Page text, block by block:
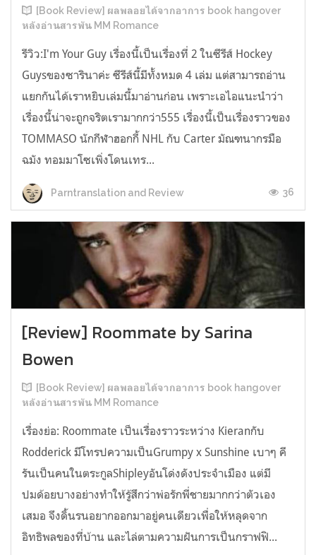
[Book Review] ผลพลอยได้จากอาการ book hangover
หลังอ่านสารพัน MM Romance
รีวิว:I'm Your Guy เรื่องนี้เป็นเรื่องที่ 2 ในซีรีส์ Hockey
Guysของซารินาค่ะ ซีรีส์นี้มีทั้งหมด 4 เล่ม แต่สามารถอ่าน
แยกกันได้เราหยิบเล่มนี้มาอ่านก่อน เพราะเอไอแนะนำว่า
เรื่องนี้น่าจะถูกจริตเรามากกว่า555 เรื่องนี้เป็นเรื่องราวของ
TOMMASO นักกีฬาฮอกกี้ NHL กับ Carter มัณฑนากรมือ
ฉมัง ทอมมาโซเพิ่งโดนเทร...
Parntranslation and Review 36
[Review] Roommate by Sarina
Bowen
[Book Review] ผลพลอยได้จากอาการ book hangover
หลังอ่านสารพัน MM Romance
เรื่องย่อ: Roommate เป็นเรื่องราวระหว่าง Kieranกับ
Rodderick มีโทรปความเป็นGrumpy x Sunshine เบาๆ คี
รันเป็นคนในตระกูลShipleyอันโด่งดังประจำเมือง แต่มี
ปมด้อยบางอย่างทำให้รู้สึกว่าพ่อรักพี่ชายมากกว่าตัวเอง
เสมอ จึงดิ้นรนอยากออกมาอยู่คนเดียวเพื่อให้หลุดจาก
อิทธิพลของที่บ้าน และไล่ตามความฝันการเป็นกราฟฟิ...